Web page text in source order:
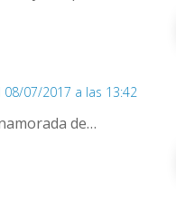
08/07/2017 a las 13:42
de…